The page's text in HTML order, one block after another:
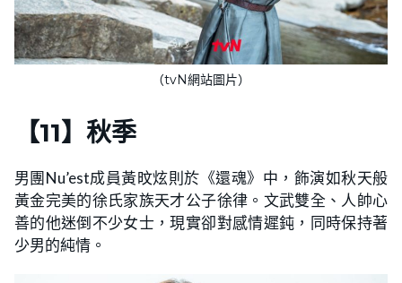
（tvN網站圖片）
【11】 秋季
男團Nu’est成員黃旼炫則於《還魂》中，飾演如秋天般
黃金完美的徐氏家族天才公子徐律。文武雙全、人帥心
善的他迷倒不少女士，現實卻對感情遲鈍，同時保持著
少男的純情。